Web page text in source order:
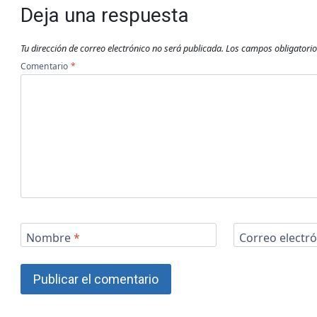
Deja una respuesta
Tu dirección de correo electrónico no será publicada. Los campos
Comentario *
Nombre* Correo